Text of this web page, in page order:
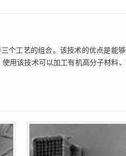
个工艺的组合。该技术的优点是能
用该技术可以加工有机高分子材料